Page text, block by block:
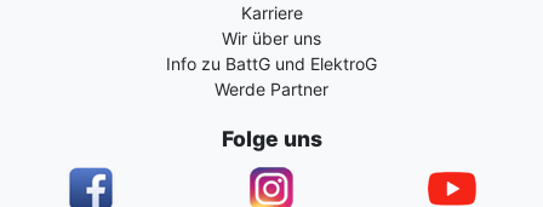
Karriere
Wir über uns
Info zu BattG und ElektroG
Werde Partner
Folge uns